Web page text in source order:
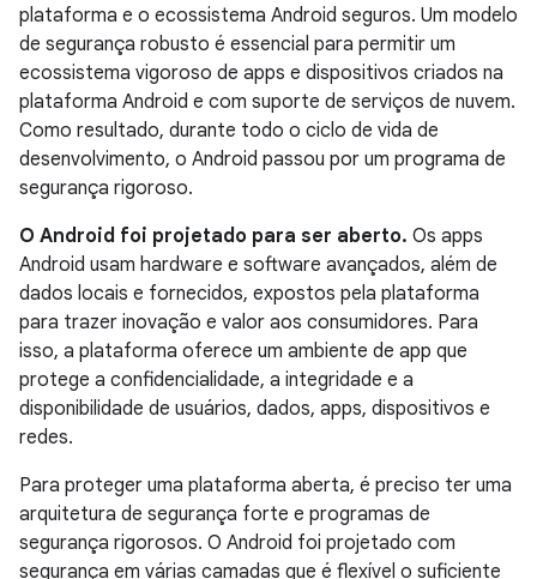
plataforma e o ecossistema Android seguros. Um modelo
de segurança robusto é essencial para permitir um
ecossistema vigoroso de apps e dispositivos criados na
plataforma Android e com suporte de serviços de nuvem.
Como resultado, durante todo o ciclo de vida de
desenvolvimento, o Android passou por um programa de
segurança rigoroso.
O Android foi projetado para ser aberto. Os apps
Android usam hardware e software avançados, além de
dados locais e fornecidos, expostos pela plataforma
para trazer inovação e valor aos consumidores. Para
isso, a plataforma oferece um ambiente de app que
protege a confidencialidade, a integridade e a
disponibilidade de usuários, dados, apps, dispositivos e
redes.
Para proteger uma plataforma aberta, é preciso ter uma
arquitetura de segurança forte e programas de
segurança rigorosos. O Android foi projetado com
segurança em várias camadas que é flexível o suficiente